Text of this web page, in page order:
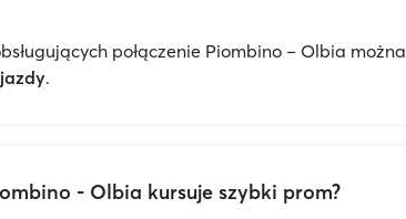
połączenie Piombino – Olbia można
.
- Olbia kursuje szybki prom?